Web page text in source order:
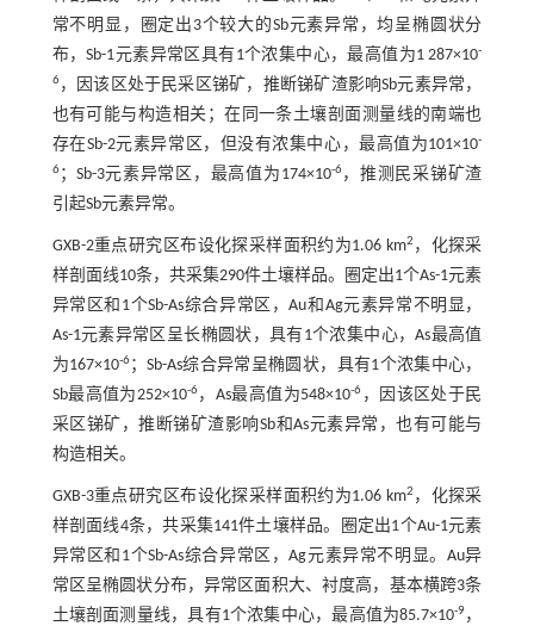
常不明显，圈定出3个较大的Sb元素异常，均呈椭圆状分
布，Sb-1元素异常区具有1个浓集中心，最高值为1 287×10-
6，因该区处于民采区锑矿，推断锑矿渣影响Sb元素异常，
也有可能与构造相关；在同一条土壤剖面测量线的南端也
存在Sb-2元素异常区，但没有浓集中心，最高值为101×10-
6；Sb-3元素异常区，最高值为174×10-6，推测民采锑矿渣
引起Sb元素异常。
GXB-2重点研究区布设化探采样面积约为1.06 km2 ，化探采
样剖面线10条，共采集290件土壤样品。圈定出1个As-1元素
异常区和1个Sb-As综合异常区，Au和Ag元素异常不明显，
As-1元素异常区呈长椭圆状，具有1个浓集中心，As最高值
为167×10-6；Sb-As综合异常呈椭圆状，具有1个浓集中心，
Sb最高值为252×10-6，As最高值为548×10-6 ，因该区处于民
采区锑矿，推断锑矿渣影响Sb和As元素异常，也有可能与
构造相关。
GXB-3重点研究区布设化探采样面积约为1.06 km2 ，化探采
样剖面线4条，共采集141件土壤样品。圈定出1个Au-1元素
异常区和1个Sb-As综合异常区，Ag元素异常不明显。Au异
常区呈椭圆状分布，异常区面积大、衬度高，基本横跨3条
土壤剖面测量线，具有1个浓集中心，最高值为85.7×10-9，